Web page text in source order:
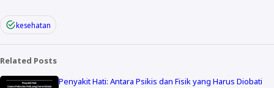
kesehatan
Related Posts
Penyakit Hati: Antara Psikis dan Fisik yang Harus Diobati